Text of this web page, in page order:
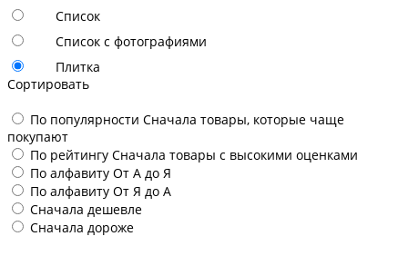
Список
Список с фотографиями
Плитка
Сортировать
По популярности Сначала товары, которые чаще
покупают
По рейтингу Сначала товары с высокими оценками
По алфавиту От А до Я
По алфавиту От Я до А
Сначала дешевле
Сначала дороже